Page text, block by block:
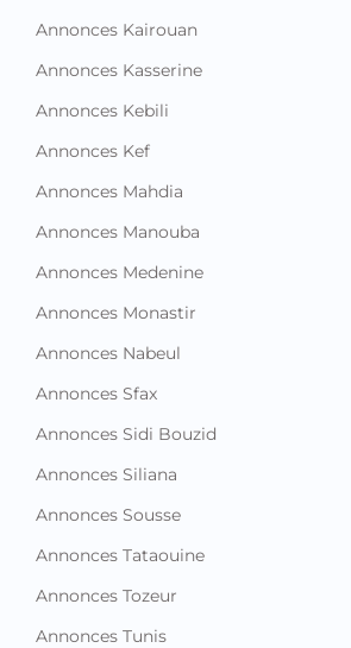
Annonces Kairouan
Annonces Kasserine
Annonces Kebili
Annonces Kef
Annonces Mahdia
Annonces Manouba
Annonces Medenine
Annonces Monastir
Annonces Nabeul
Annonces Sfax
Annonces Sidi Bouzid
Annonces Siliana
Annonces Sousse
Annonces Tataouine
Annonces Tozeur
Annonces Tunis